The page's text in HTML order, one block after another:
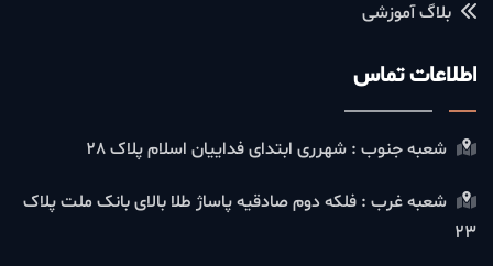
بلاگ آموزشی
اطلاعات تماس
شعبه جنوب : شهرری ابتدای فداییان اسلام پلاک 28
شعبه غرب : فلکه دوم صادقیه پاساژ طلا بالای بانک ملت پلاک
23